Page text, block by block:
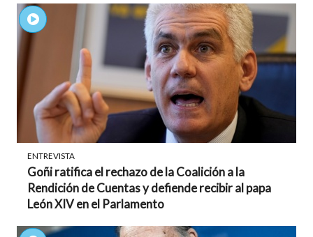
ENTREVISTA
Goñi ratifica el rechazo de la Coalición a la
Rendición de Cuentas y defiende recibir al papa
León XIV en el Parlamento